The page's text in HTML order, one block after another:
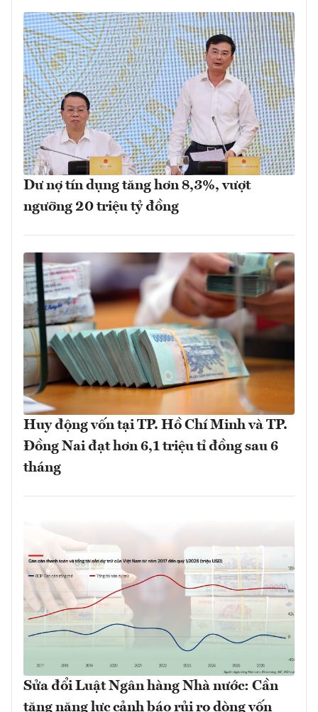
Dư nợ tín dụng tăng hơn 8,3%, vượt
ngưỡng 20 triệu tỷ đồng
Huy động vốn tại TP. Hồ Chí Minh và TP.
Đồng Nai đạt hơn 6,1 triệu tỉ đồng sau 6
tháng
Sửa đổi Luật Ngân hàng Nhà nước: Cần
tăng năng lực cảnh báo rủi ro dòng vốn